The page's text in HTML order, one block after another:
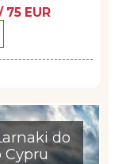
75 EUR
do
Cypru